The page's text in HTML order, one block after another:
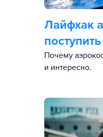
Лайфхак
Почему
и интересно.